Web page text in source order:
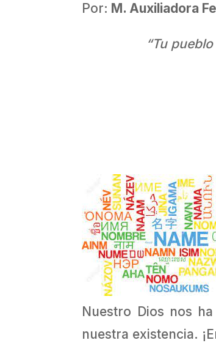
Por: M. Auxiliadora
“Tu
Nuestro Dios nos ha
nuestra existencia.